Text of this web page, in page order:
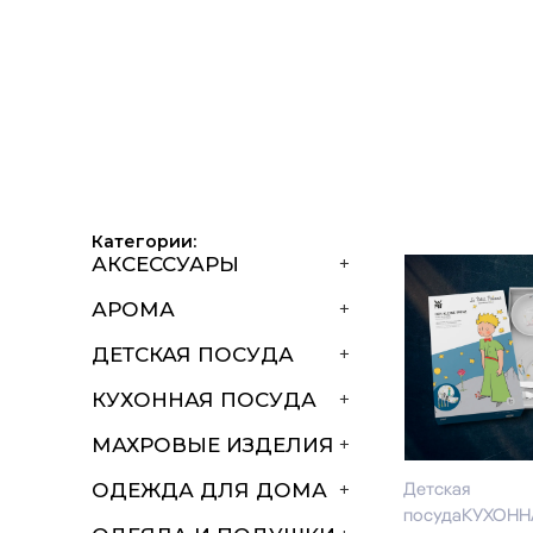
Категории:
+
АКСЕССУАРЫ
+
АРОМА
+
ДЕТСКАЯ ПОСУДА
+
КУХОННАЯ ПОСУДА
+
МАХРОВЫЕ ИЗДЕЛИЯ
+
ОДЕЖДА ДЛЯ ДОМА
Детская
посуда